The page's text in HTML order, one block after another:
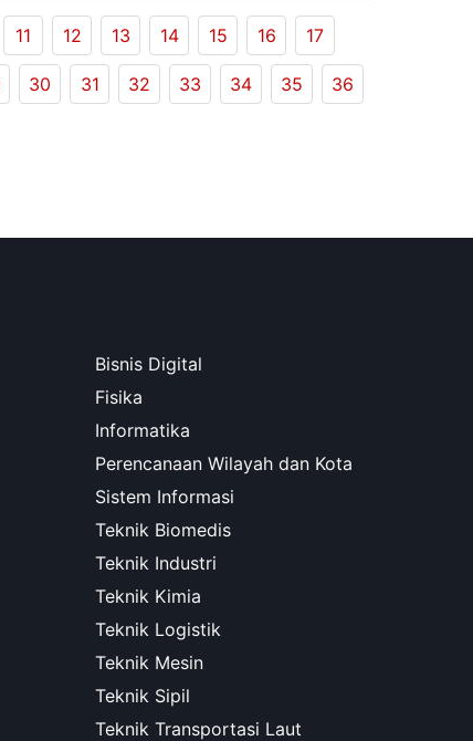
11 12 13 14 15 16 17
30 31 32 33 34 35 36
Bisnis Digital
Fisika
Informatika
Perencanaan Wilayah dan Kota
Sistem Informasi
Teknik Biomedis
Teknik Industri
Teknik Kimia
Teknik Logistik
Teknik Mesin
Teknik Sipil
Teknik Transportasi Laut